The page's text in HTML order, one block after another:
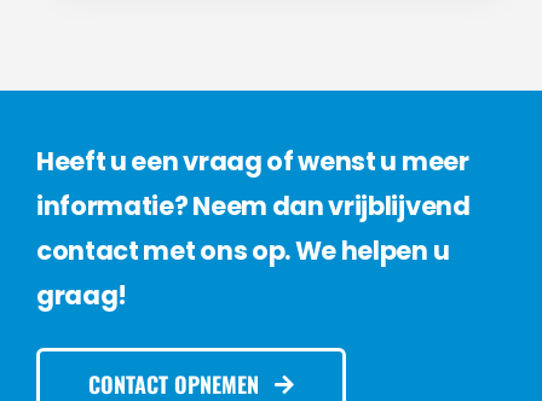
Heeft u een vraag of wenst u meer
informatie? Neem dan vrijblijvend
contact met ons op. We helpen u
graag!
CONTACT OPNEMEN